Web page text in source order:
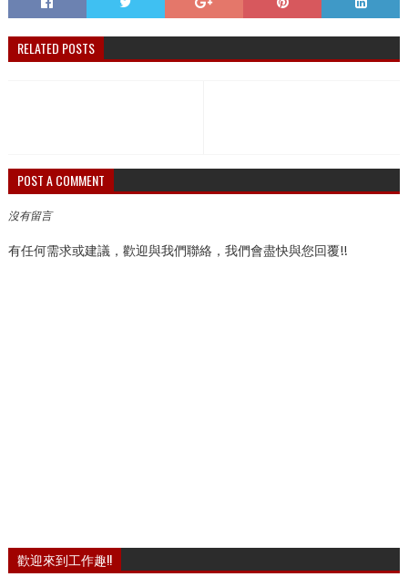
RELATED POSTS
POST A COMMENT
沒有留言
有任何需求或建議，歡迎與我們聯絡，我們會盡快與您回覆!!
歡迎來到工作趣!!